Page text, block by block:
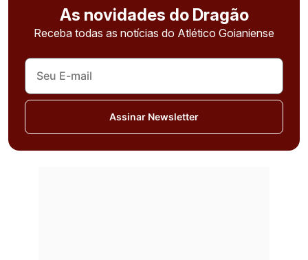
As novidades do Dragão
Receba todas as notícias do Atlético Goianiense
Assinar Newsletter